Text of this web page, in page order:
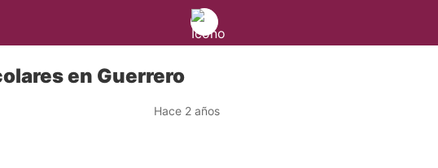
en Guerrero
Hace 2 años